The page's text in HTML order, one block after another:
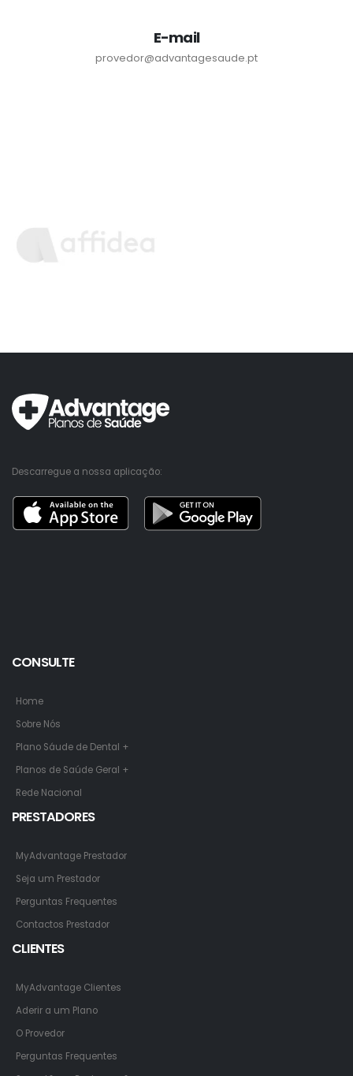
E-mail
provedor@advantagesaude.pt
Descarregue a nossa aplicação:
CONSULTE
Home
Sobre Nós
Plano Sáude de Dental +
Planos de Saúde Geral +
Rede Nacional
PRESTADORES
MyAdvantage Prestador
Seja um Prestador
Perguntas Frequentes
Contactos Prestador
CLIENTES
MyAdvantage Clientes
Aderir a um Plano
O Provedor
Perguntas Frequentes